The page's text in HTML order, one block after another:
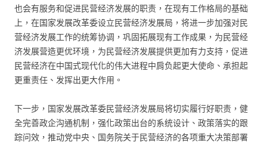
也会有服务和促进民营经济发展的职责，在现有工作格局的基础
上，在国家发展改革委设立民营经济发展局，将进一步加强对民
营经济发展工作的统筹协调，巩固拓展现有工作成果，为民营经
济发展营造更优环境，为民营经济发展提供更加有力支持，促进
民营经济在中国式现代化的伟大进程中肩负起更大使命、承担起
更重责任、发挥出更大作用。
下一步，国家发展改革委民营经济发展局将切实履行好职责，健
全完善政企沟通机制，强化政策出台的系统设计、政策落实的跟
踪问效，推动党中央、国务院关于民营经济的各项重大决策部署